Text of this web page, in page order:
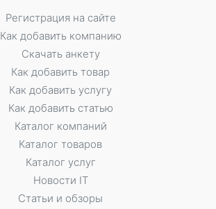
Регистрация на сайте
Как добавить компанию
Скачать анкету
Как добавить товар
Как добавить услугу
Как добавить статью
Каталог компаний
Каталог товаров
Каталог услуг
Новости IT
Статьи и обзоры